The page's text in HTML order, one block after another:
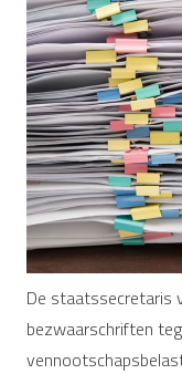
De staatssecretaris
bezwaarschriften